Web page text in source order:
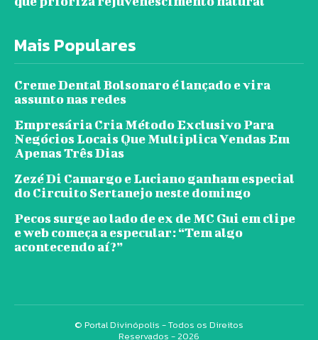
Mais Populares
Creme Dental Bolsonaro é lançado e vira
assunto nas redes
Empresária Cria Método Exclusivo Para
Negócios Locais Que Multiplica Vendas Em
Apenas Três Dias
Zezé Di Camargo e Luciano ganham especial
do Circuito Sertanejo neste domingo
Pecos surge ao lado de ex de MC Gui em clipe
e web começa a especular: “Tem algo
acontecendo aí?”
© Portal Divinópolis - Todos os Direitos
Reservados - 2026